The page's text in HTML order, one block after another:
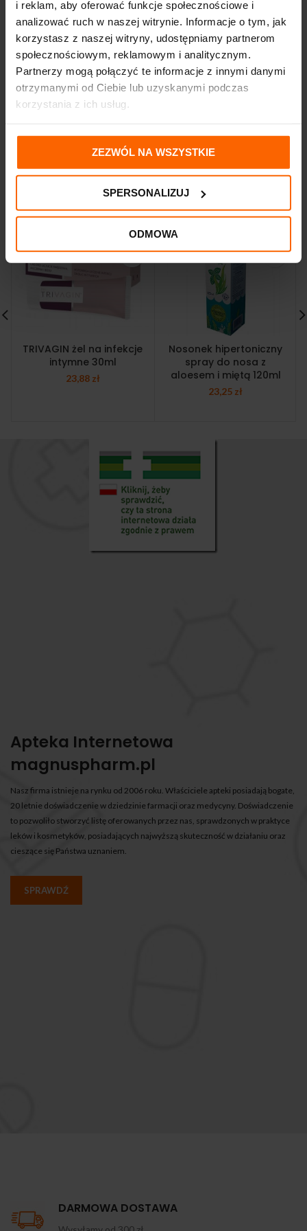
i reklam, aby oferować funkcje społecznościowe i
analizować ruch w naszej witrynie. Informacje o tym, jak
korzystasz z naszej witryny, udostępniamy partnerom
społecznościowym, reklamowym i analitycznym.
Partnerzy mogą połączyć te informacje z innymi danymi
otrzymanymi od Ciebie lub uzyskanymi podczas
korzystania z ich usług.
ZEZWÓL NA WSZYSTKIE
SPERSONALIZUJ
ODMOWA
Lactobacillus plantarum TO-A.
OPINIE (0)
DOSTAWA I PŁATNOŚĆ
PODOBNE PRODUKTY
TRIVAGIN żel na infekcje
intymne 30ml
23,88 zł
Nosonek hipertoniczny
spray do nosa z
aloesem i miętą 120ml
23,25 zł
Apteka Internetowa
magnuspharm.pl
Nasz firma istnieje na rynku od 2006 roku. Właściciele apteki posiadają bogate,
20 letnie doświadczenie w dziedzinie farmacji oraz medycyny. Doświadczenie
to pozwoliło stworzyć listę oferowanych przez nas, sprawdzonych w praktyce
leków i kosmetyków, posiadających najwyższą skuteczność w działaniu oraz
cieszące się Państwa uznaniem.
SPRAWDŹ
DARMOWA DOSTAWA